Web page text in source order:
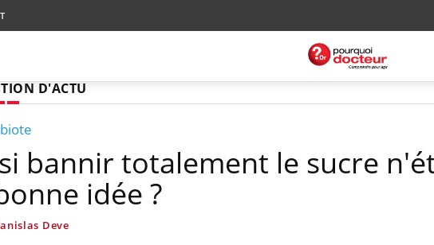
D'ACTU
bannir totalement le sucre
idée ?
Deve